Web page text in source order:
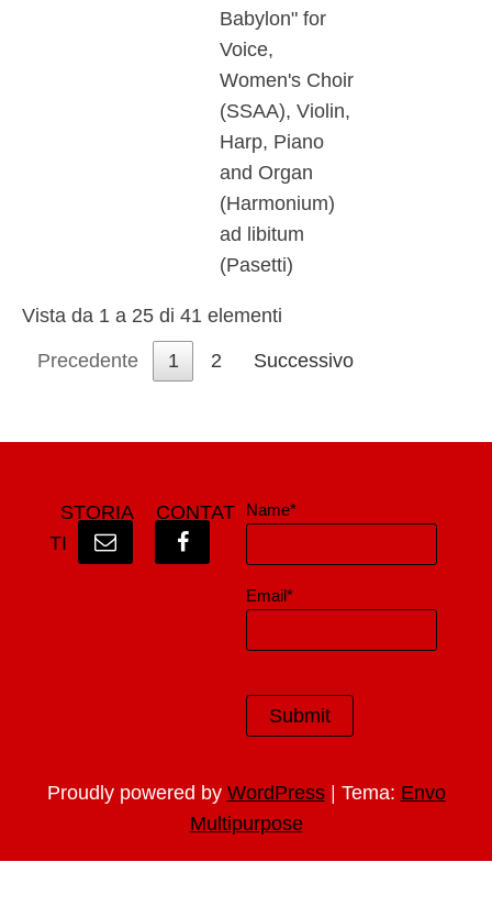
Babylon" for
Voice,
Women's Choir
(SSAA), Violin,
Harp, Piano
and Organ
(Harmonium)
ad libitum
(Pasetti)
Vista da 1 a 25 di 41 elementi
Precedente 1 2 Successivo
STORIA
CONTAT
TI
Name*
Email*
Proudly powered by WordPress | Tema: Envo
Multipurpose